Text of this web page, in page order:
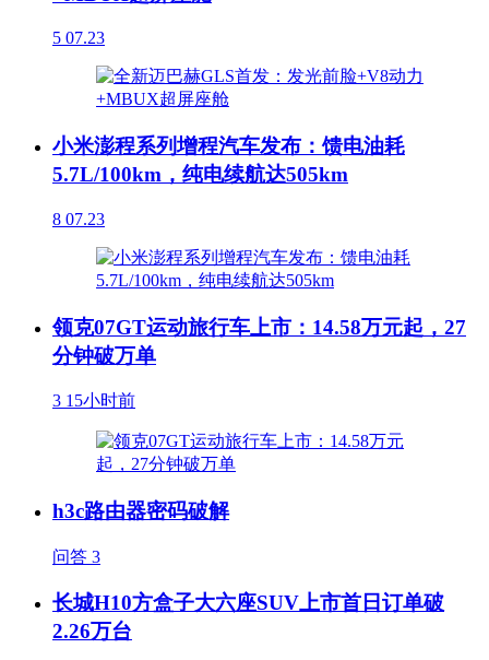
5 07.23
小米澎程系列增程汽车发布：馈电油耗
5.7L/100km，纯电续航达505km
8 07.23
领克07GT运动旅行车上市：14.58万元起，27
分钟破万单
3 15小时前
h3c路由器密码破解
问答 3
长城H10方盒子大六座SUV上市首日订单破
2.26万台